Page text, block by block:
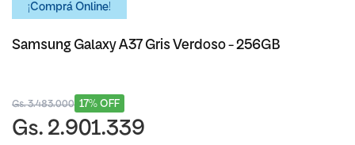
¡Comprá Online!
Samsung Galaxy A37 Gris Verdoso - 256GB
17% OFF
Gs. 3.483.000
Gs. 2.901.339